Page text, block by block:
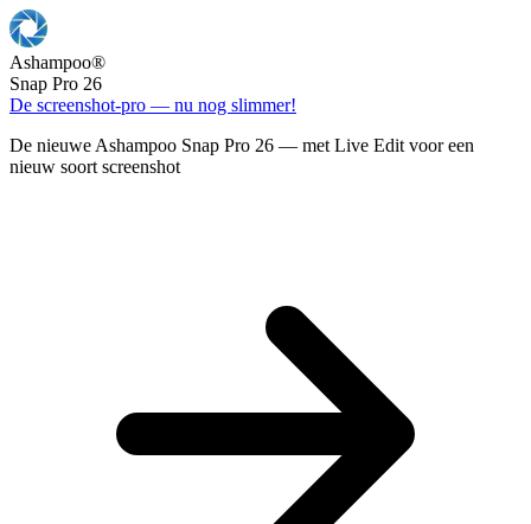
Ashampoo®
Snap Pro 26
De screenshot-pro — nu nog slimmer!
De nieuwe Ashampoo Snap Pro 26 — met Live Edit voor een
nieuw soort screenshot